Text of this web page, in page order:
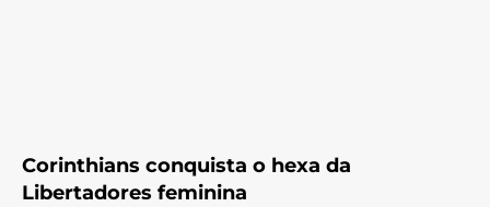
Corinthians conquista o hexa da
Libertadores feminina